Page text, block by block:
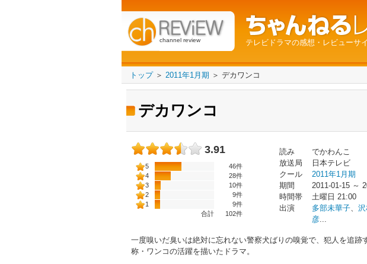
channel review テレビドラマの感想・レビューサ
トップ＞ 2011年1月期 ＞ デカワンコ
デカワンコ
3.91
5
46件
4
28件
3
10件
2
9件
1
9件
合計
102件
読み
でかわんこ
放送局
日本テレビ
クール
2011年1月期
期間
2011-01-15 ～
時間帯
土曜日 21:00
出演
多部未華子、
彦...
一度嗅いだ臭いは絶対に忘れない警察犬ばりの嗅覚で、犯人を追跡
称・ワンコの活躍を描いたドラマ。